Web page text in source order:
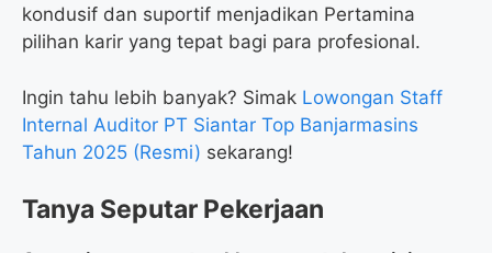
kondusif dan suportif menjadikan Pertamina
pilihan karir yang tepat bagi para profesional.
Ingin tahu lebih banyak? Simak Lowongan Staff
Internal Auditor PT Siantar Top Banjarmasins
Tahun 2025 (Resmi) sekarang!
Tanya Seputar Pekerjaan